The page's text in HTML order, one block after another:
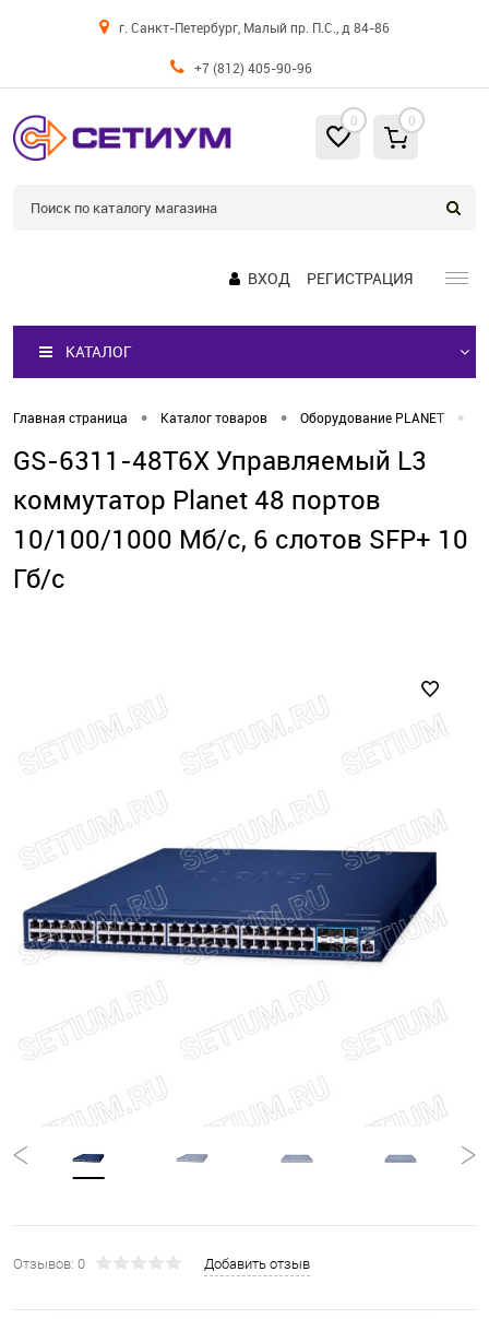
г. Санкт-Петербург, Малый пр. П.С., д 84-86
+7 (812) 405-90-96
0 0
ВХОД РЕГИСТРАЦИЯ
КАТАЛОГ
Главная страница • Каталог товаров • Оборудование PLANET •
GS-6311-48T6X Управляемый L3
коммутатор Planet 48 портов
10/100/1000 Мб/с, 6 слотов SFP+ 10
Гб/с
Отзывов: 0 Добавить отзыв